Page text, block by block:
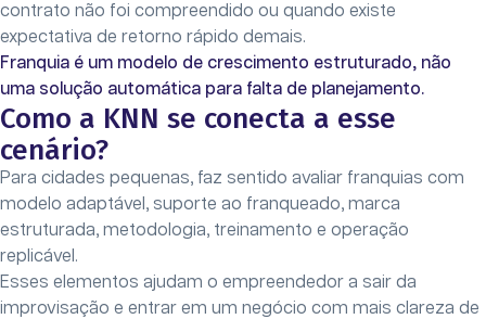
contrato não foi compreendido ou quando existe
expectativa de retorno rápido demais.
Franquia é um modelo de crescimento estruturado, não
uma solução automática para falta de planejamento.
Como a KNN se conecta a esse
cenário?
Para cidades pequenas, faz sentido avaliar franquias com
modelo adaptável, suporte ao franqueado, marca
estruturada, metodologia, treinamento e operação
replicável.
Esses elementos ajudam o empreendedor a sair da
improvisação e entrar em um negócio com mais clareza de